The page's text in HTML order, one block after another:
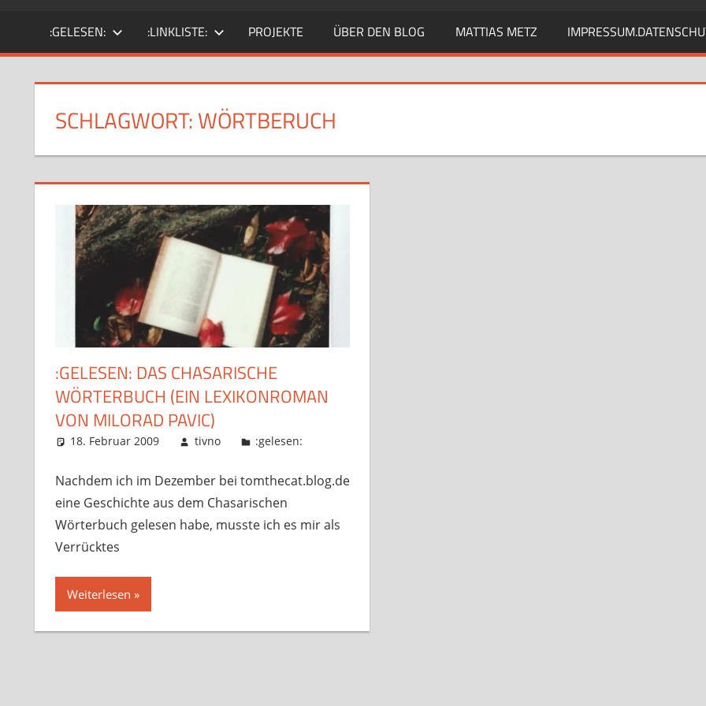
Fan.
Gärtner?
:GELESEN: :LINKLISTE: PROJEKTE ÜBER DEN BLOG MATTIAS METZ
SCHLAGWORT:WÖRTBERUCH
:GELESEN: DAS CHASARISCHE
WÖRTERBUCH (EIN LEXIKONROMAN
VON MILORAD PAVIC)
18. Februar 2009 tivno :gelesen:
Nachdem ich im Dezember bei tomthecat.blog.de
eine Geschichte aus dem Chasarischen
Wörterbuch gelesen habe, musste ich es mir als
Verrücktes
Weiterlesen